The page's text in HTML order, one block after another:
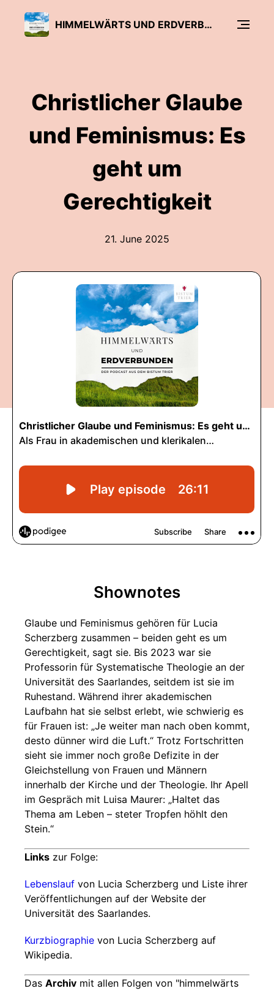
HIMMELWÄRTS UND ERDVERBUNDEN - DER PODCAST AUS DEM BISTUM TRIER
Christlicher Glaube
und Feminismus: Es
geht um
Gerechtigkeit
21. June 2025
Shownotes
Glaube und Feminismus gehören für Lucia
Scherzberg zusammen – beiden geht es um
Gerechtigkeit, sagt sie. Bis 2023 war sie
Professorin für Systematische Theologie an der
Universität des Saarlandes, seitdem ist sie im
Ruhestand. Während ihrer akademischen
Laufbahn hat sie selbst erlebt, wie schwierig es
für Frauen ist: „Je weiter man nach oben kommt,
desto dünner wird die Luft.“ Trotz Fortschritten
sieht sie immer noch große Defizite in der
Gleichstellung von Frauen und Männern
innerhalb der Kirche und der Theologie. Ihr Apell
im Gespräch mit Luisa Maurer: „Haltet das
Thema am Leben – steter Tropfen höhlt den
Stein.“
Links zur Folge:
Lebenslauf von Lucia Scherzberg und Liste ihrer
Veröffentlichungen auf der Website der
Universität des Saarlandes.
Kurzbiographie von Lucia Scherzberg auf
Wikipedia.
Das Archiv mit allen Folgen von "himmelwärts